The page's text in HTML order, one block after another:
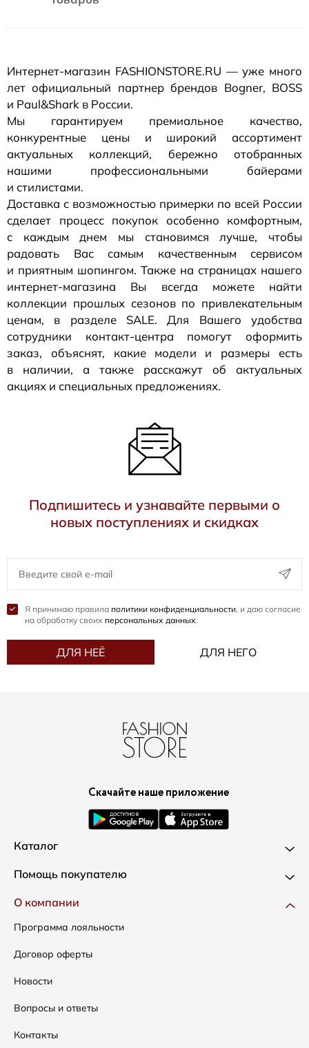
Интернет-магазин FASHIONSTORE.RU — уже много
лет официальный партнер брендов Bogner, BOSS
и Paul&Shark в России.
Мы гарантируем премиальное качество,
конкурентные цены и широкий ассортимент
актуальных коллекций, бережно отобранных
нашими профессиональными байерами
и стилистами.
Доставка с возможностью примерки по всей России
сделает процесс покупок особенно комфортным,
с каждым днем мы становимся лучше, чтобы
радовать Вас самым качественным сервисом
и приятным шопингом. Также на страницах нашего
интернет-магазина Вы всегда можете найти
коллекции прошлых сезонов по привлекательным
ценам, в разделе SALE. Для Вашего удобства
сотрудники контакт-центра помогут оформить
заказ, объяснят, какие модели и размеры есть
в наличии, а также расскажут об актуальных
акциях и специальных предложениях.
Подпишитесь и узнавайте первыми о
новых поступлениях и скидках
Я принимаю правила политики конфиденциальности, и даю согласие
на обработку своих персональных данных.
ДЛЯ НЕЁ ДЛЯ НЕГО
Скачайте наше приложение
Каталог
Новинки
Одежда
Сумки
Аксессуары
Распродажа
Подарочные сертификаты
Помощь покупателю
Доставка и оплата
Как оформить заказ
Условия возвратов
Таблица размеров
Уход за одеждой
О компании
Программа лояльности
Договор оферты
Новости
Вопросы и ответы
Контакты